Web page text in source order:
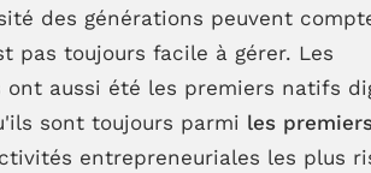
des générations peuvent
pas toujours facile à gérer. Les
aussi été les premiers natifs
sont toujours parmi les
entrepreneuriales les plus